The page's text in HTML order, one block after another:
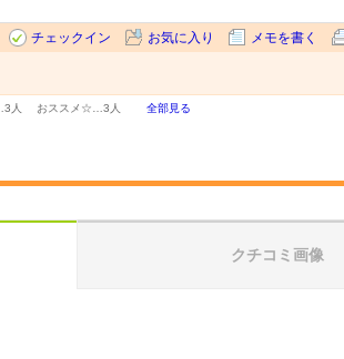
チェックイン お気に入り メモを書く
3人 おススメ☆… 3人 全部見る
クチコミ画像